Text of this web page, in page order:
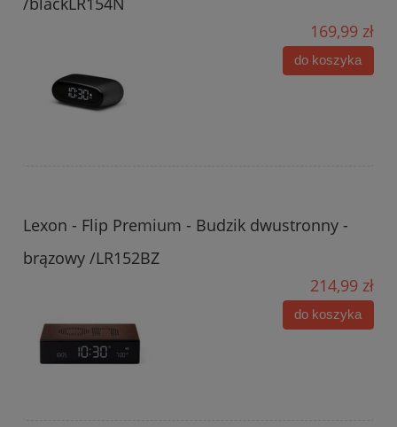
169,99 zł
do koszyka
Lexon - Flip Premium - Budzik dwustronny -
brązowy /LR152BZ
214,99 zł
do koszyka